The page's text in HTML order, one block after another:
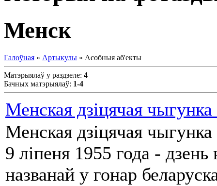
Менск
Галоўная » Артыкулы » Асобныя аб'екты
Матэрыялаў у раздзеле: 4
Бачных матэрыялаў: 1-4
Менская дзіцячая
Менская дзіцячая
9 ліпеня 1955 года -
названай у гонар